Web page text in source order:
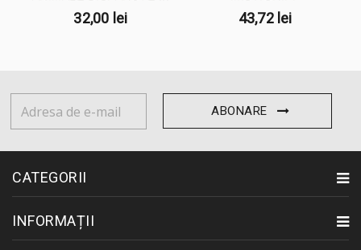
32,00 lei 43,72 lei
ABONARE
CATEGORII
INFORMAȚII